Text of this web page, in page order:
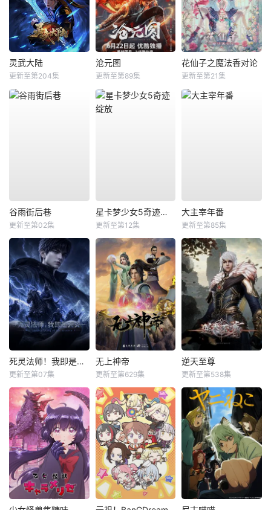
灵武大陆
更新至第204集
沧元图
更新至第89集
花仙子之魔法香对论
更新至第21集
谷雨街后巷
更新至第02集
星卡梦少女5奇迹绽放
更新至第12集
大主宰年番
更新至第85集
死灵法师！我即是天灾动漫
更新至第07集
无上神帝
更新至第629集
逆天至尊
更新至第538集